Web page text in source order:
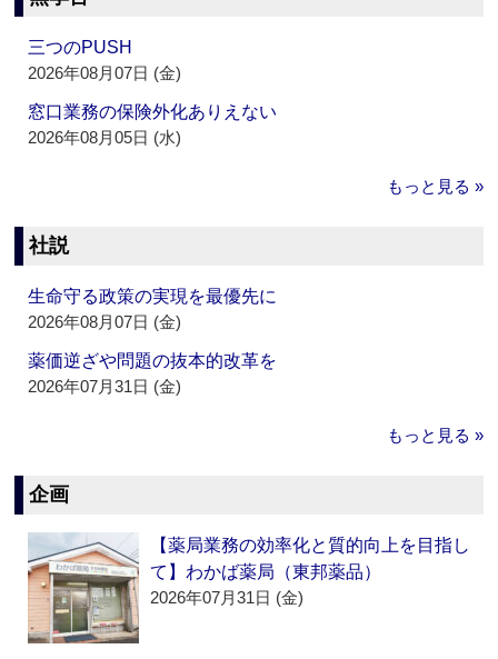
三つのPUSH
2026年08月07日 (金)
窓口業務の保険外化ありえない
2026年08月05日 (水)
もっと見る »
社説
生命守る政策の実現を最優先に
2026年08月07日 (金)
薬価逆ざや問題の抜本的改革を
2026年07月31日 (金)
もっと見る »
企画
【薬局業務の効率化と質的向上を目指し
て】わかば薬局（東邦薬品）
2026年07月31日 (金)